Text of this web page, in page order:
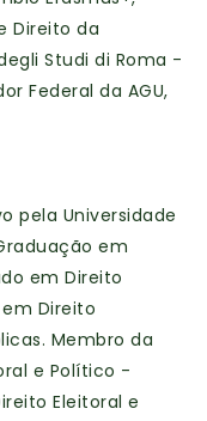
Direito da
Studi di Roma -
Federal da AGU,
pela Universidade
em
em Direito
Direito
Membro da
e Político -
Eleitoral e